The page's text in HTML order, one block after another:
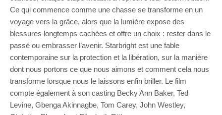
Ce qui commence comme une chasse se transforme en un
voyage vers la grâce, alors que la lumière expose des
blessures longtemps cachées et offre un choix : rester dans le
passé ou embrasser l’avenir. Starbright est une fable
contemporaine sur la protection et la libération, sur la manière
dont nous portons ce que nous aimons et comment cela nous
transforme lorsque nous le laissons enfin briller. Le film
compte également à son casting Becky Ann Baker, Ted
Levine, Gbenga Akinnagbe, Tom Carey, John Westley,